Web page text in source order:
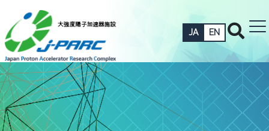
JA EN